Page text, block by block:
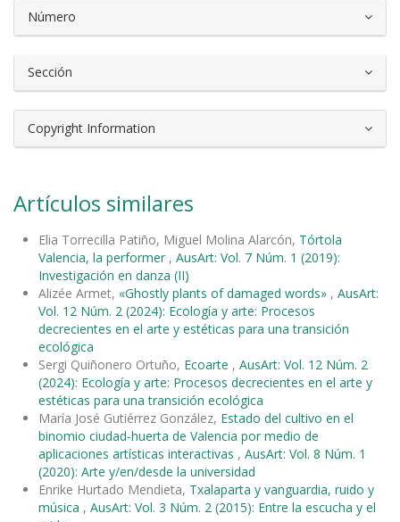
Número
Sección
Copyright Information
Artículos similares
Elia Torrecilla Patiño, Miguel Molina Alarcón, Tórtola
Valencia, la performer , AusArt: Vol. 7 Núm. 1 (2019):
Investigación en danza (II)
Alizée Armet, «Ghostly plants of damaged words» , AusArt:
Vol. 12 Núm. 2 (2024): Ecología y arte: Procesos
decrecientes en el arte y estéticas para una transición
ecológica
Sergi Quiñonero Ortuño, Ecoarte , AusArt: Vol. 12 Núm. 2
(2024): Ecología y arte: Procesos decrecientes en el arte y
estéticas para una transición ecológica
María José Gutiérrez González, Estado del cultivo en el
binomio ciudad-huerta de Valencia por medio de
aplicaciones artísticas interactivas , AusArt: Vol. 8 Núm. 1
(2020): Arte y/en/desde la universidad
Enrike Hurtado Mendieta, Txalaparta y vanguardia, ruido y
música , AusArt: Vol. 3 Núm. 2 (2015): Entre la escucha y el